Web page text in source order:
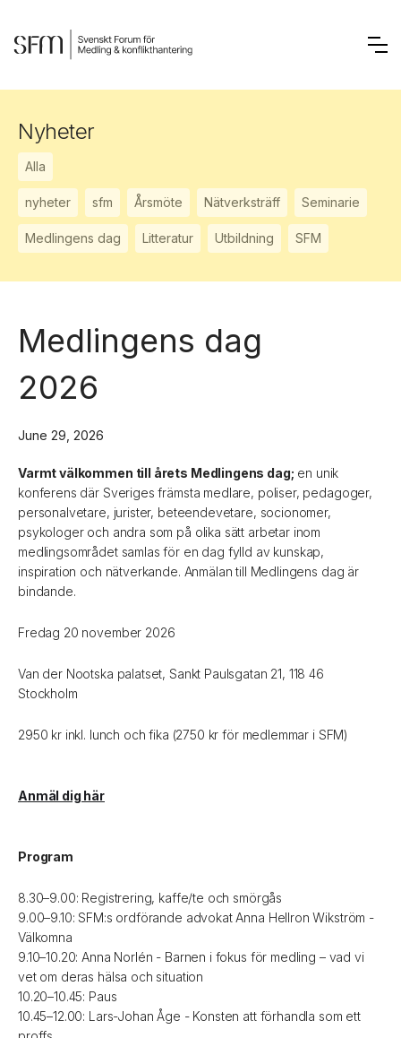
Nyheter
Alla
nyheter sfm Årsmöte Nätverksträff Seminarie
Medlingens dag Litteratur Utbildning SFM
Medlingens dag
2026
June 29, 2026
Varmt välkommen till årets Medlingens dag; en unik
konferens där Sveriges främsta medlare, poliser, pedagoger,
personalvetare, jurister, beteendevetare, socionomer,
psykologer och andra som på olika sätt arbetar inom
medlingsområdet samlas för en dag fylld av kunskap,
inspiration och nätverkande. Anmälan till Medlingens dag är
bindande.
Fredag 20 november 2026
Van der Nootska palatset, Sankt Paulsgatan 21, 118 46
Stockholm
2950 kr inkl. lunch och fika (2750 kr för medlemmar i SFM)
Anmäl dig här
Program
8.30–9.00: Registrering, kaffe/te och smörgås
9.00–9.10: SFM:s ordförande advokat Anna Hellron Wikström -
Välkomna
9.10–10.20: Anna Norlén - Barnen i fokus för medling – vad vi
vet om deras hälsa och situation
10.20–10.45: Paus
10.45–12.00: Lars-Johan Åge - Konsten att förhandla som ett